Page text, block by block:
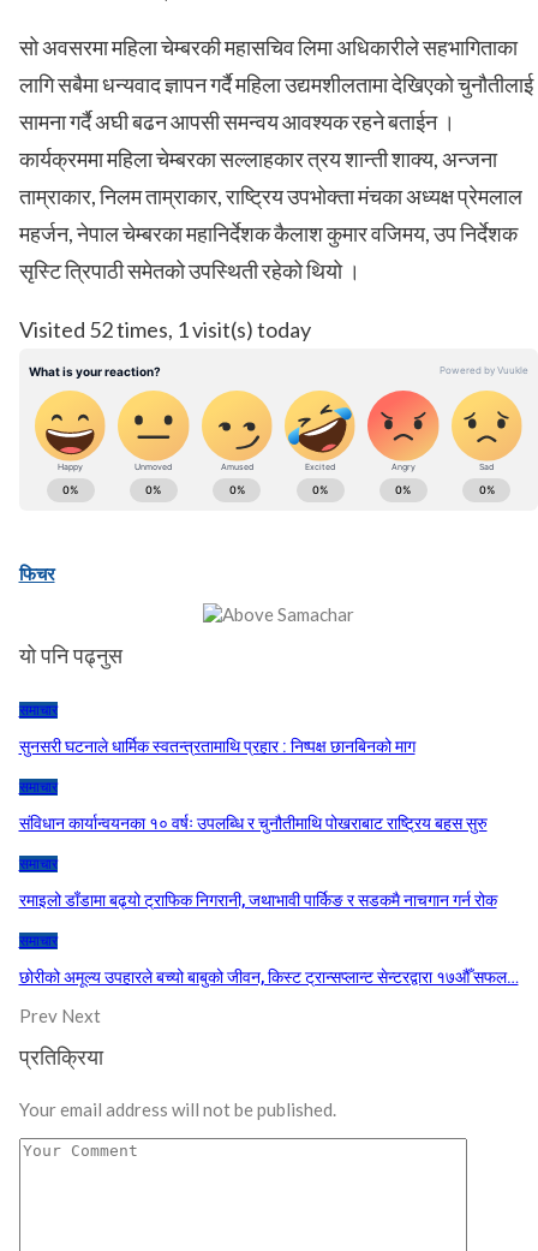
सो अवसरमा महिला चेम्बरकी महासचिव लिमा अधिकारीले सहभागिताका
लागि सबैमा धन्यवाद ज्ञापन गर्दै महिला उद्यमशीलतामा देखिएको चुनौतीलाई
सामना गर्दै अघी बढन आपसी समन्वय आवश्यक रहने बताईन ।
कार्यक्रममा महिला चेम्बरका सल्लाहकार त्रय शान्ती शाक्य, अन्जना
ताम्राकार, निलम ताम्राकार, राष्ट्रिय उपभोक्ता मंचका अध्यक्ष प्रेमलाल
महर्जन, नेपाल चेम्बरका महानिर्देशक कैलाश कुमार वजिमय, उप निर्देशक
सृस्टि त्रिपाठी समेतको उपस्थिती रहेको थियो ।
Visited 52 times, 1 visit(s) today
फिचर
यो पनि पढ्नुस
समाचार
सुनसरी घटनाले धार्मिक स्वतन्त्रतामाथि प्रहार : निष्पक्ष छानबिनको माग
समाचार
संविधान कार्यान्वयनका १० वर्षः उपलब्धि र चुनौतीमाथि पोखराबाट राष्ट्रिय बहस सुरु
समाचार
रमाइलो डाँडामा बढ्यो ट्राफिक निगरानी, जथाभावी पार्किङ र सडकमै नाचगान गर्न रोक
समाचार
छोरीको अमूल्य उपहारले बच्यो बाबुको जीवन, किस्ट ट्रान्सप्लान्ट सेन्टरद्वारा १७औँ सफल…
Prev Next
प्रतिक्रिया
Your email address will not be published.